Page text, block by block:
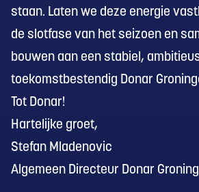
staan. Laten we deze energie
de slotfase van het seizoen en
bouwen aan een stabiel,
toekomstbestendig Donar
Tot Donar!
Hartelijke groet,
Stefan Mladenovic
Algemeen Directeur Donar